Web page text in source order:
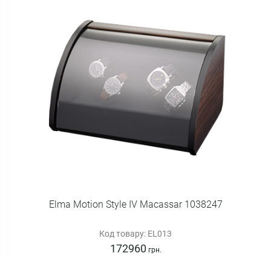
Elma Motion Style IV Macassar 1038247
Код товару: EL013
172960 грн.